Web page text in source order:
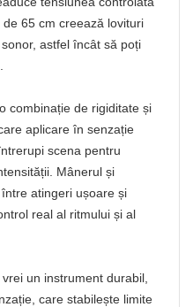
65 cm creează lovituri
astfel încât să poți
combinație de rigiditate și
aplicare în senzație
scena pentru
Mânerul și
atingeri ușoare și
real al ritmului și al
un instrument durabil,
care stabilește limite